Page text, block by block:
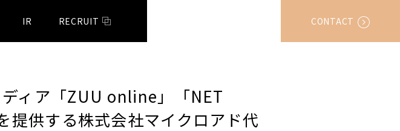
IR RECRUIT CONTACT
ィア「ZUU online」「NET
提供する株式会社マイクロアド代